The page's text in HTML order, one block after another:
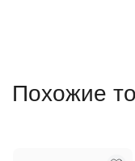
Похожие